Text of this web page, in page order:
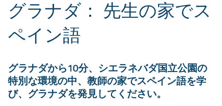
グラナダ： 先生の家でス
ペイン語
グラナダから10分、シエラネバダ国立公園の
特別な環境の中、教師の家でスペイン語を学
び、グラナダを発見してください。